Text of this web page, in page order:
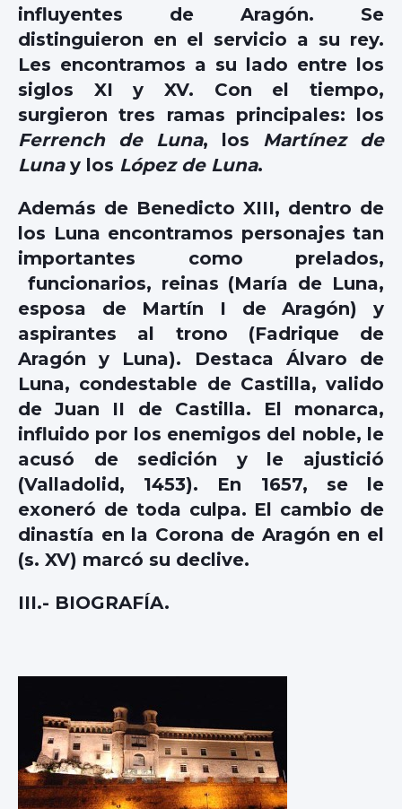
influyentes de Aragón. Se
distinguieron en el servicio a su rey.
Les encontramos a su lado entre los
siglos XI y XV. Con el tiempo,
surgieron tres ramas principales: los
Ferrench de Luna, los Martínez de
Lunay los López de Luna.
Además de Benedicto XIII, dentro de
los Luna encontramos personajes tan
importantes como prelados,
funcionarios, reinas (María de Luna,
esposa de Martín I de Aragón) y
aspirantes al trono (Fadrique de
Aragón y Luna). Destaca Álvaro de
Luna, condestable de Castilla, valido
de Juan II de Castilla. El monarca,
influido por los enemigos del noble, le
acusó de sedición y le ajustició
(Valladolid, 1453). En 1657, se le
exoneró de toda culpa. El cambio de
dinastía en la Corona de Aragón en el
(s. XV) marcó su declive.
III.- BIOGRAFÍA.